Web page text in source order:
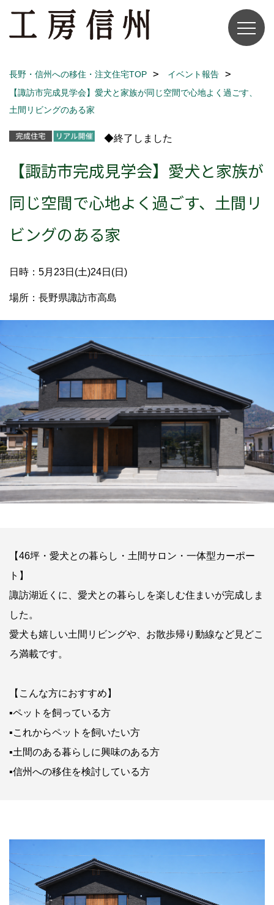
長野・信州への移住・注文住宅TOP
イベント報告
【諏訪市完成見学会】愛犬と家族が同じ空間で心地よく過ごす、
土間リビングのある家
◆終了しました
【諏訪市完成見学会】愛犬と家族が
同じ空間で心地よく過ごす、土間リ
ビングのある家
日時：5月23日(土)24日(日)
場所：長野県諏訪市高島
【46坪・愛犬との暮らし・土間サロン・一体型カーポー
ト】
諏訪湖近くに、愛犬との暮らしを楽しむ住まいが完成しま
した。
愛犬も嬉しい土間リビングや、お散歩帰り動線など見どこ
ろ満載です。
【こんな方におすすめ】
▪ペットを飼っている方
▪これからペットを飼いたい方
▪土間のある暮らしに興味のある方
▪信州への移住を検討している方